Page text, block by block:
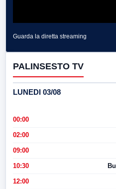
Guarda la diretta streaming
PALINSESTO TV
LUNEDI 03/08
00:00
02:00
09:00
10:30
12:00